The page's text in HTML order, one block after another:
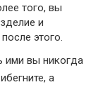
того, вы
и
этого.
ими вы никогда
а